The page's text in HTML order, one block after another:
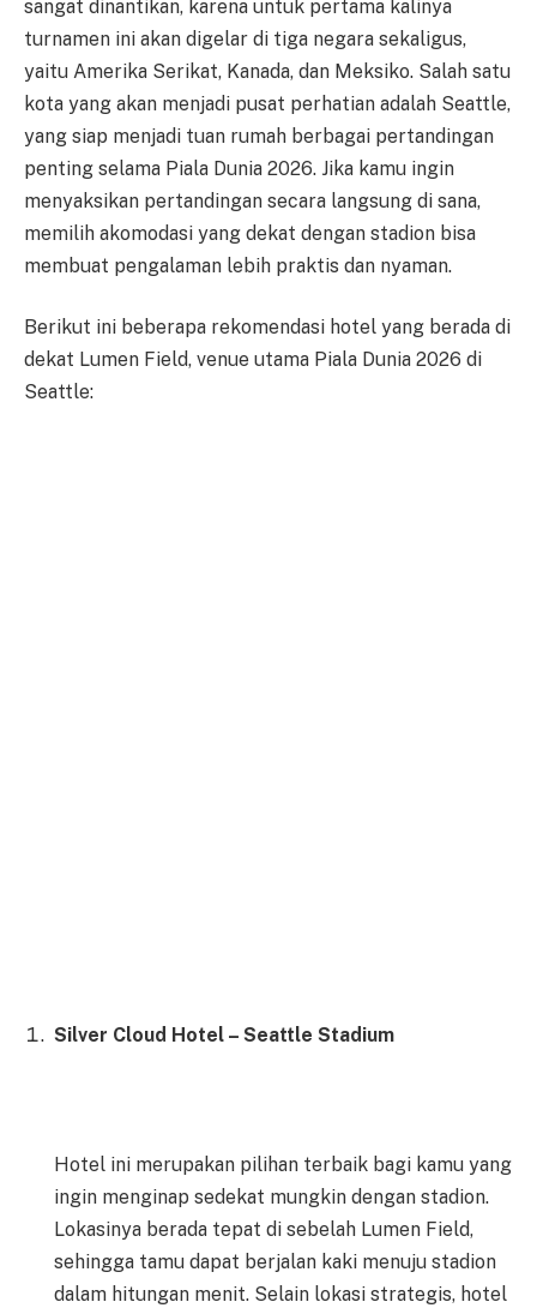
sangat dinantikan, karena untuk pertama kalinya
turnamen ini akan digelar di tiga negara sekaligus,
yaitu Amerika Serikat, Kanada, dan Meksiko. Salah satu
kota yang akan menjadi pusat perhatian adalah Seattle,
yang siap menjadi tuan rumah berbagai pertandingan
penting selama Piala Dunia 2026. Jika kamu ingin
menyaksikan pertandingan secara langsung di sana,
memilih akomodasi yang dekat dengan stadion bisa
membuat pengalaman lebih praktis dan nyaman.
Berikut ini beberapa rekomendasi hotel yang berada di
dekat Lumen Field, venue utama Piala Dunia 2026 di
Seattle:
Silver Cloud Hotel – Seattle Stadium
Hotel ini merupakan pilihan terbaik bagi kamu yang
ingin menginap sedekat mungkin dengan stadion.
Lokasinya berada tepat di sebelah Lumen Field,
sehingga tamu dapat berjalan kaki menuju stadion
dalam hitungan menit. Selain lokasi strategis, hotel